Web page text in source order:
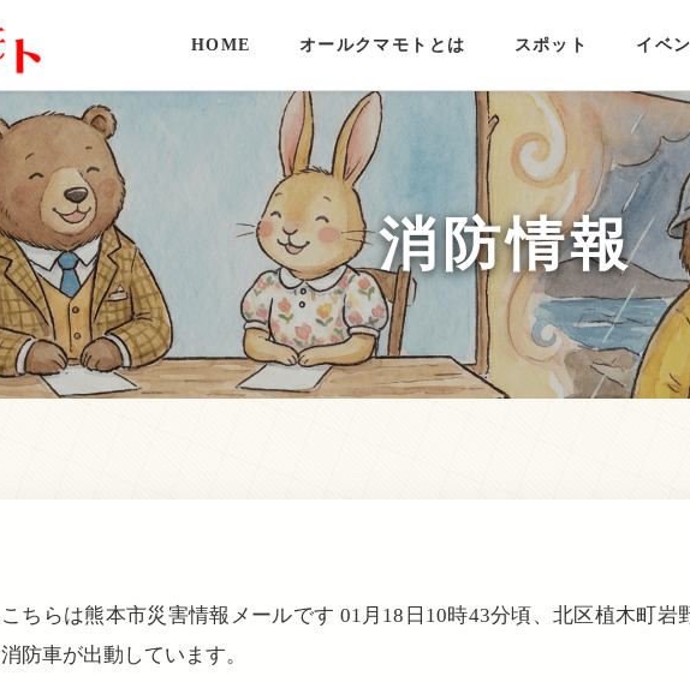
HOME オールクマモトとは スポット イベ
消防情報
こちらは熊本市災害情報メールです 01月18日10時43分頃、北区植木町
消防車が出動しています。